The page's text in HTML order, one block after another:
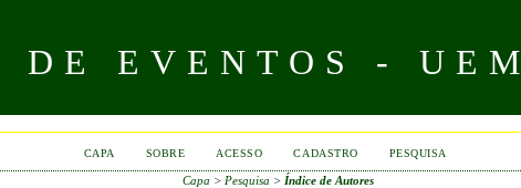
DE EVENTOS - UEM
CAPA SOBRE ACESSO CADASTRO PESQUISA
Capa > Pesquisa > Índice de Autores